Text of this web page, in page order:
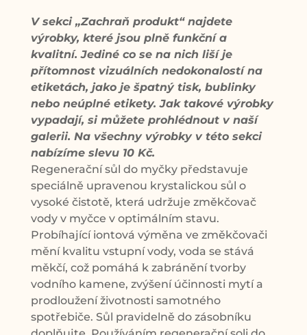
V sekci „Zachraň produkt“ najdete
výrobky, které jsou plně funkční a
kvalitní. Jediné co se na nich liší je
přítomnost vizuálních nedokonalostí na
etiketách, jako je špatný tisk, bublinky
nebo neúplné etikety. Jak takové výrobky
vypadají, si můžete prohlédnout v naší
galerii. Na všechny výrobky v této sekci
nabízíme slevu 10 Kč.
Regenerační sůl do myčky představuje
speciálně upravenou krystalickou sůl o
vysoké čistotě, která udržuje změkčovač
vody v myčce v optimálním stavu.
Probíhající iontová výměna ve změkčovači
mění kvalitu vstupní vody, voda se stává
měkčí, což pomáhá k zabránění tvorby
vodního kamene, zvýšení účinnosti mytí a
prodloužení životnosti samotného
spotřebiče. Sůl pravidelně do zásobníku